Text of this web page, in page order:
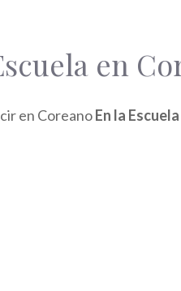
en
en CoreanoEn la